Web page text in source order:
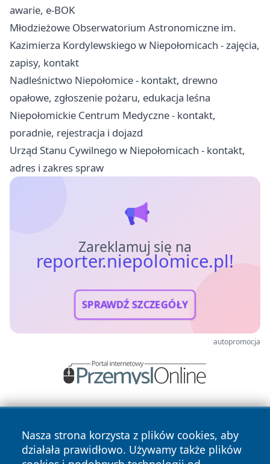
awarie, e-BOK
Młodzieżowe Obserwatorium Astronomiczne im.
Kazimierza Kordylewskiego w Niepołomicach - zajęcia,
zapisy, kontakt
Nadleśnictwo Niepołomice - kontakt, drewno
opałowe, zgłoszenie pożaru, edukacja leśna
Niepołomickie Centrum Medyczne - kontakt,
poradnie, rejestracja i dojazd
Urząd Stanu Cywilnego w Niepołomicach - kontakt,
adres i zakres spraw
Zareklamuj się na
reporter.niepolomice.pl!
SPRAWDŹ SZCZEGÓŁY
autopromocja
Nasza strona korzysta z plików cookies, aby
działała prawidłowo. Używamy także plików